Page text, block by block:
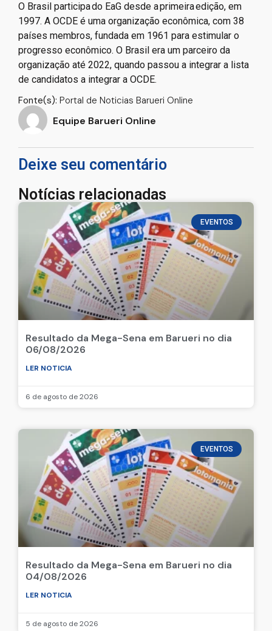
O Brasil participa do EaG desde a primeira edição, em
1997. A OCDE é uma organização econômica, com 38
países membros, fundada em 1961 para estimular o
progresso econômico. O Brasil era um parceiro da
organização até 2022, quando passou a integrar a lista
de candidatos a integrar a OCDE.
Fonte(s): Portal de Noticias Barueri Online
Equipe Barueri Online
Deixe seu comentário
Notícias relacionadas
EVENTOS
Resultado da Mega-Sena em Barueri no dia
06/08/2026
LER NOTICIA
6 de agosto de 2026
EVENTOS
Resultado da Mega-Sena em Barueri no dia
04/08/2026
LER NOTICIA
5 de agosto de 2026